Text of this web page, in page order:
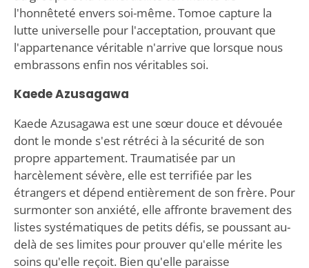
l'honnêteté envers soi-même. Tomoe capture la
lutte universelle pour l'acceptation, prouvant que
l'appartenance véritable n'arrive que lorsque nous
embrassons enfin nos véritables soi.
Kaede Azusagawa
Kaede Azusagawa est une sœur douce et dévouée
dont le monde s'est rétréci à la sécurité de son
propre appartement. Traumatisée par un
harcèlement sévère, elle est terrifiée par les
étrangers et dépend entièrement de son frère. Pour
surmonter son anxiété, elle affronte bravement des
listes systématiques de petits défis, se poussant au-
delà de ses limites pour prouver qu'elle mérite les
soins qu'elle reçoit. Bien qu'elle paraisse